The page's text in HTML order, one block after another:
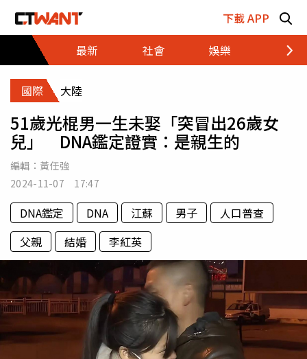
下載 APP
最新
社會 娛樂 財經
國際 大陸
51歲光棍男一生未娶「突冒出26歲女
兒」 DNA鑑定證實：是親生的
編輯： 黃任強
2024-11-07 17:47
DNA鑑定 DNA 江蘇 男子
人口普查
父親
結婚 李紅英